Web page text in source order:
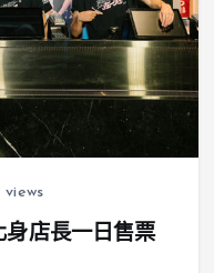
views
身店長一日售票